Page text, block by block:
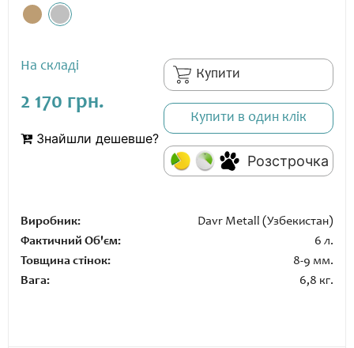
На складі
2 170 грн.
Знайшли дешевше?
Купити
Купити в один клік
Розстрочка
Виробник:
Davr Metall (Узбекистан)
Фактичний Об'єм:
6 л.
Товщина стінок:
8-9 мм.
Вага:
6,8 кг.